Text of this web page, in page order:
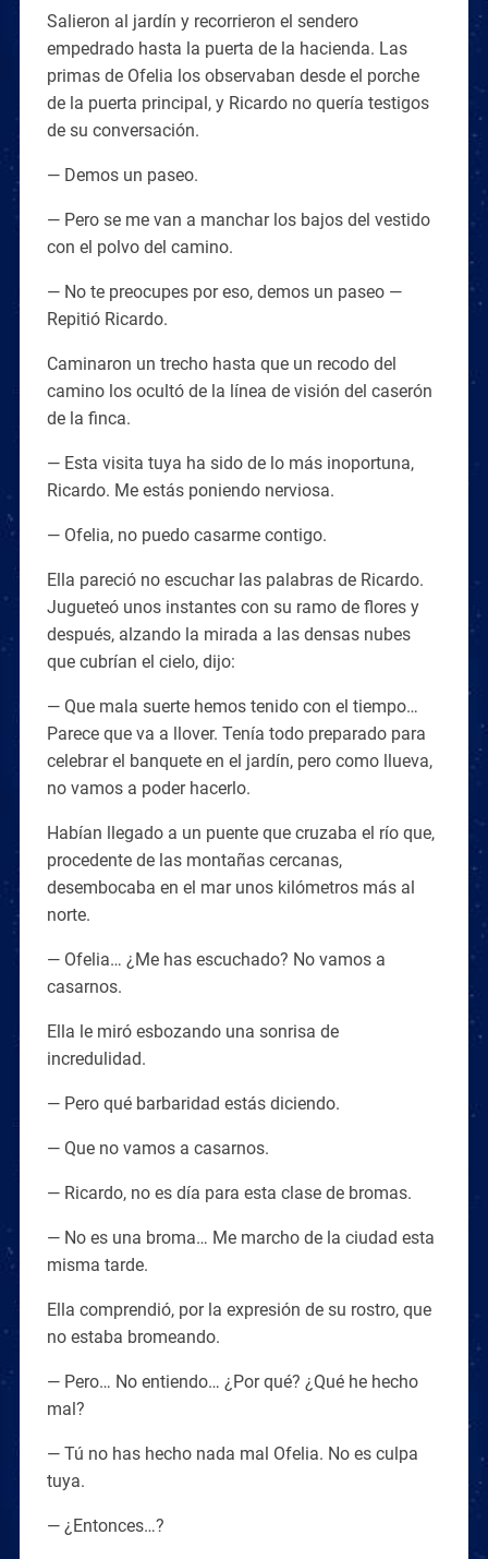
Salieron al jardín y recorrieron el sendero
empedrado hasta la puerta de la hacienda. Las
primas de Ofelia los observaban desde el porche
de la puerta principal, y Ricardo no quería testigos
de su conversación.
— Demos un paseo.
— Pero se me van a manchar los bajos del vestido
con el polvo del camino.
— No te preocupes por eso, demos un paseo —
Repitió Ricardo.
Caminaron un trecho hasta que un recodo del
camino los ocultó de la línea de visión del caserón
de la finca.
— Esta visita tuya ha sido de lo más inoportuna,
Ricardo. Me estás poniendo nerviosa.
— Ofelia, no puedo casarme contigo.
Ella pareció no escuchar las palabras de Ricardo.
Jugueteó unos instantes con su ramo de flores y
después, alzando la mirada a las densas nubes
que cubrían el cielo, dijo:
— Que mala suerte hemos tenido con el tiempo…
Parece que va a llover. Tenía todo preparado para
celebrar el banquete en el jardín, pero como llueva,
no vamos a poder hacerlo.
Habían llegado a un puente que cruzaba el río que,
procedente de las montañas cercanas,
desembocaba en el mar unos kilómetros más al
norte.
— Ofelia… ¿Me has escuchado? No vamos a
casarnos.
Ella le miró esbozando una sonrisa de
incredulidad.
— Pero qué barbaridad estás diciendo.
— Que no vamos a casarnos.
— Ricardo, no es día para esta clase de bromas.
— No es una broma… Me marcho de la ciudad esta
misma tarde.
Ella comprendió, por la expresión de su rostro, que
no estaba bromeando.
— Pero… No entiendo… ¿Por qué? ¿Qué he hecho
mal?
— Tú no has hecho nada mal Ofelia. No es culpa
tuya.
— ¿Entonces…?